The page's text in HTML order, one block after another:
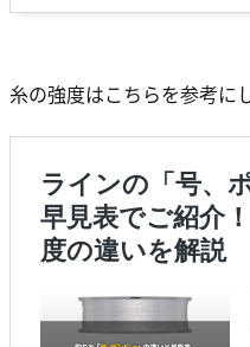
糸の強度はこちらを参考に